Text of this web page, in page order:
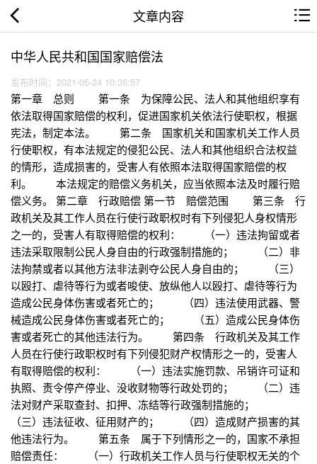
文章内容
中华人民共和国国家赔偿法
发布时间：2021-05-24 10:36:57
第一章 总则 第一条 为保障公民、法人和其他组织享有
依法取得国家赔偿的权利，促进国家机关依法行使职权，根据
宪法，制定本法。 第二条 国家机关和国家机关工作人员
行使职权，有本法规定的侵犯公民、法人和其他组织合法权益
的情形，造成损害的，受害人有依照本法取得国家赔偿的权
利。 本法规定的赔偿义务机关，应当依照本法及时履行赔
偿义务。 第二章 行政赔偿 第一节 赔偿范围 第三条 行
政机关及其工作人员在行使行政职权时有下列侵犯人身权情形
之一的，受害人有取得赔偿的权利： （一）违法拘留或者
违法采取限制公民人身自由的行政强制措施的； （二）非
法拘禁或者以其他方法非法剥夺公民人身自由的； （三）
以殴打、虐待等行为或者唆使、放纵他人以殴打、虐待等行为
造成公民身体伤害或者死亡的； （四）违法使用武器、警
械造成公民身体伤害或者死亡的； （五）造成公民身体伤
害或者死亡的其他违法行为。 第四条 行政机关及其工作
人员在行使行政职权时有下列侵犯财产权情形之一的，受害人
有取得赔偿的权利： （一）违法实施罚款、吊销许可证和
执照、责令停产停业、没收财物等行政处罚的； （二）违
法对财产采取查封、扣押、冻结等行政强制措施的；
（三）违法征收、征用财产的； （四）造成财产损害的其
他违法行为。 第五条 属于下列情形之一的，国家不承担
赔偿责任： （一）行政机关工作人员与行使职权无关的个